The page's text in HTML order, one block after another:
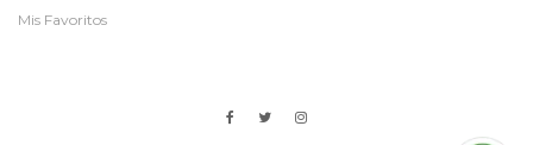
Mis Favoritos